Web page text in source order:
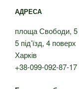
АДРЕСА
площа Свободи,
5 під’їзд, 4 поверх
Харків
+38-099-092-87-17